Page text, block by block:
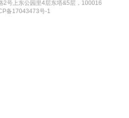
2号上东公园里4层东塔&5层，100016
备17043473号-1